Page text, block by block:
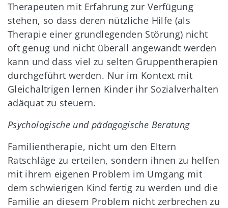
Therapeuten mit Erfahrung zur Verfügung
stehen, so dass deren nützliche Hilfe (als
Therapie einer grundlegenden Störung) nicht
oft genug und nicht überall angewandt werden
kann und dass viel zu selten Gruppentherapien
durchgeführt werden. Nur im Kontext mit
Gleichaltrigen lernen Kinder ihr Sozialverhalten
adäquat zu steuern.
Psychologische und pädagogische Beratung
Familientherapie, nicht um den Eltern
Ratschläge zu erteilen, sondern ihnen zu helfen
mit ihrem eigenen Problem im Umgang mit
dem schwierigen Kind fertig zu werden und die
Familie an diesem Problem nicht zerbrechen zu